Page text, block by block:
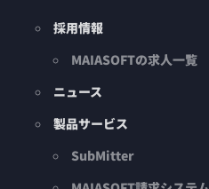
採用情報
MAIASOFTの求人一覧
ニュース
製品サービス
SubMitter